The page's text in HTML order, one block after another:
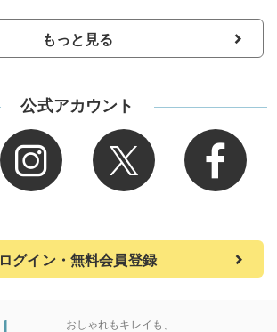
もっと見る
公式アカウント
ログイン・無料会員登録
おしゃれもキレイも、